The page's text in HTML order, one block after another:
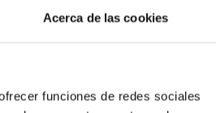
Acerca de las cookies
funciones de redes sociales